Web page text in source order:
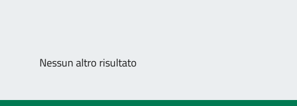
Nessun altro risultato